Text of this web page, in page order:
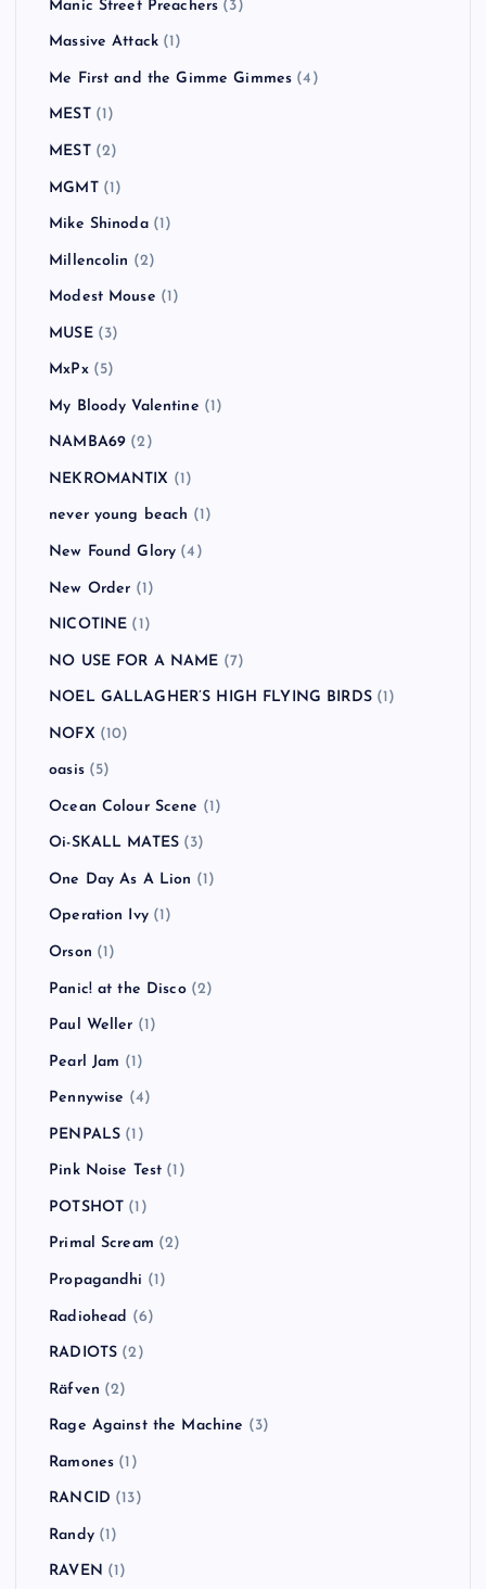
Manic Street Preachers (3)
Massive Attack (1)
Me First and the Gimme Gimmes (4)
MEST(1)
MEST(2)
MGMT(1)
Mike Shinoda(1)
Millencolin (2)
Modest Mouse (1)
MUSE(3)
MxPx(5)
My Bloody Valentine (1)
NAMBA69 (2)
NEKROMANTIX (1)
never young beach (1)
New Found Glory (4)
New Order (1)
NICOTINE (1)
NO USE FOR A NAME (7)
NOEL GALLAGHER’S HIGH FLYING BIRDS(1)
NOFX (10)
oasis(5)
Ocean Colour Scene (1)
Oi-SKALL MATES (3)
One Day As A Lion (1)
Operation Ivy(1)
Orson (1)
Panic! at the Disco(2)
Paul Weller (1)
Pearl Jam (1)
Pennywise (4)
PENPALS (1)
Pink Noise Test (1)
POTSHOT (1)
Primal Scream (2)
Propagandhi (1)
Radiohead (6)
RADIOTS (2)
Räfven (2)
Rage Against the Machine (3)
Ramones (1)
RANCID (13)
Randy(1)
RAVEN (1)